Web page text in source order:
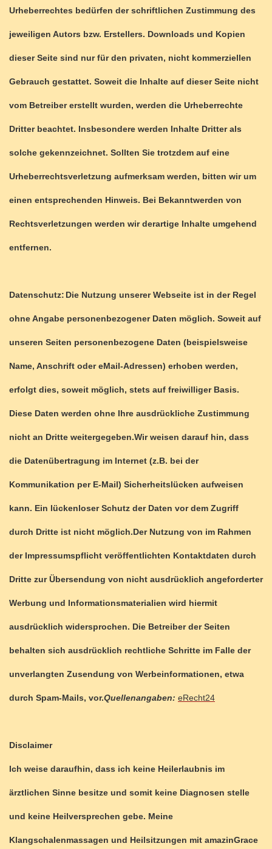
Urheberrechtes bedürfen der schriftlichen Zustimmung des
jeweiligen Autors bzw. Erstellers. Downloads und Kopien
dieser Seite sind nur für den privaten, nicht kommerziellen
Gebrauch gestattet. Soweit die Inhalte auf dieser Seite nicht
vom Betreiber erstellt wurden, werden die Urheberrechte
Dritter beachtet. Insbesondere werden Inhalte Dritter als
solche gekennzeichnet. Sollten Sie trotzdem auf eine
Urheberrechtsverletzung aufmerksam werden, bitten wir um
einen entsprechenden Hinweis. Bei Bekanntwerden von
Rechtsverletzungen werden wir derartige Inhalte umgehend
entfernen.
Datenschutz: Die Nutzung unserer Webseite ist in der Regel
ohne Angabe personenbezogener Daten möglich. Soweit auf
unseren Seiten personenbezogene Daten (beispielsweise
Name, Anschrift oder eMail-Adressen) erhoben werden,
erfolgt dies, soweit möglich, stets auf freiwilliger Basis.
Diese Daten werden ohne Ihre ausdrückliche Zustimmung
nicht an Dritte weitergegeben.Wir weisen darauf hin, dass
die Datenübertragung im Internet (z.B. bei der
Kommunikation per E-Mail) Sicherheitslücken aufweisen
kann. Ein lückenloser Schutz der Daten vor dem Zugriff
durch Dritte ist nicht möglich.Der Nutzung von im Rahmen
der Impressumspflicht veröffentlichten Kontaktdaten durch
Dritte zur Übersendung von nicht ausdrücklich angeforderter
Werbung und Informationsmaterialien wird hiermit
ausdrücklich widersprochen. Die Betreiber der Seiten
behalten sich ausdrücklich rechtliche Schritte im Falle der
unverlangten Zusendung von Werbeinformationen, etwa
durch Spam-Mails, vor.Quellenangaben: eRecht24
Disclaimer
Ich weise daraufhin, dass ich keine Heilerlaubnis im
ärztlichen Sinne besitze und somit keine Diagnosen stelle
und keine Heilversprechen gebe. Meine
Klangschalenmassagen und Heilsitzungen mit amazinGrace